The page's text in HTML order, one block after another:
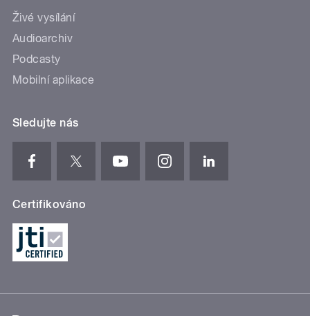
Živé vysílání
Audioarchiv
Podcasty
Mobilní aplikace
Sledujte nás
Certifikováno